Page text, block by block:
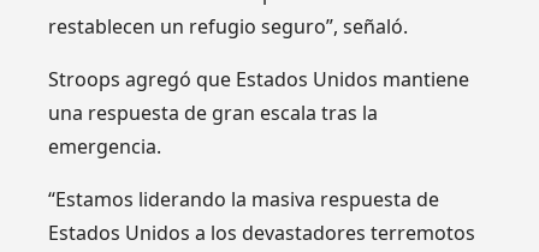
restablecen un refugio seguro”, señaló.
Stroops agregó que Estados Unidos mantiene
una respuesta de gran escala tras la
emergencia.
“Estamos liderando la masiva respuesta de
Estados Unidos a los devastadores terremotos